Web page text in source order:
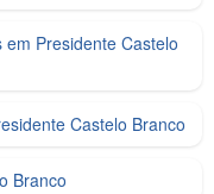
Presidente Castelo
Castelo Branco
Branco